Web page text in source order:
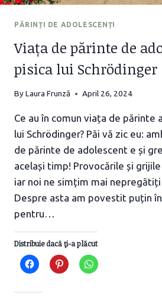
PĂRINȚI DE ADOLESCENȚI
Viața de părinte de
pisica lui Schrödinger
ByLaura Frunză April 26, 2024
Ce au în comun viața de părinte
lui Schrödinger? Păi vă zic eu:
de părinte de adolescent e și
același timp! Provocările și
iar noi ne simțim mai nepregătiți
Despre asta am povestit puțin
pentru…
Distribuie dacă ţi-a plăcut